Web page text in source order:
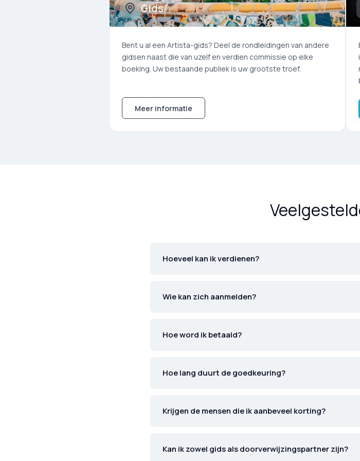
Gids
Bent u al een Artista-gids? Deel de rondleidingen van andere
gidsen naast die van uzelf en verdien commissie op elke
boeking. Uw bestaande publiek is uw grootste troef.
Meer informatie
Hoeveel kan ik verdienen?
Wie kan zich aanmelden?
Hoe word ik betaald?
Hoe lang duurt de goedkeuring?
Krijgen de mensen die ik aanbeveel korting?
Kan ik zowel gids als doorverwijzingspartner zijn?